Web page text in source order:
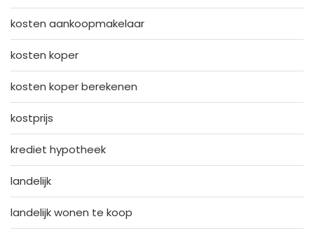
kosten aankoopmakelaar
kosten koper
kosten koper berekenen
kostprijs
krediet hypotheek
landelijk
landelijk wonen te koop